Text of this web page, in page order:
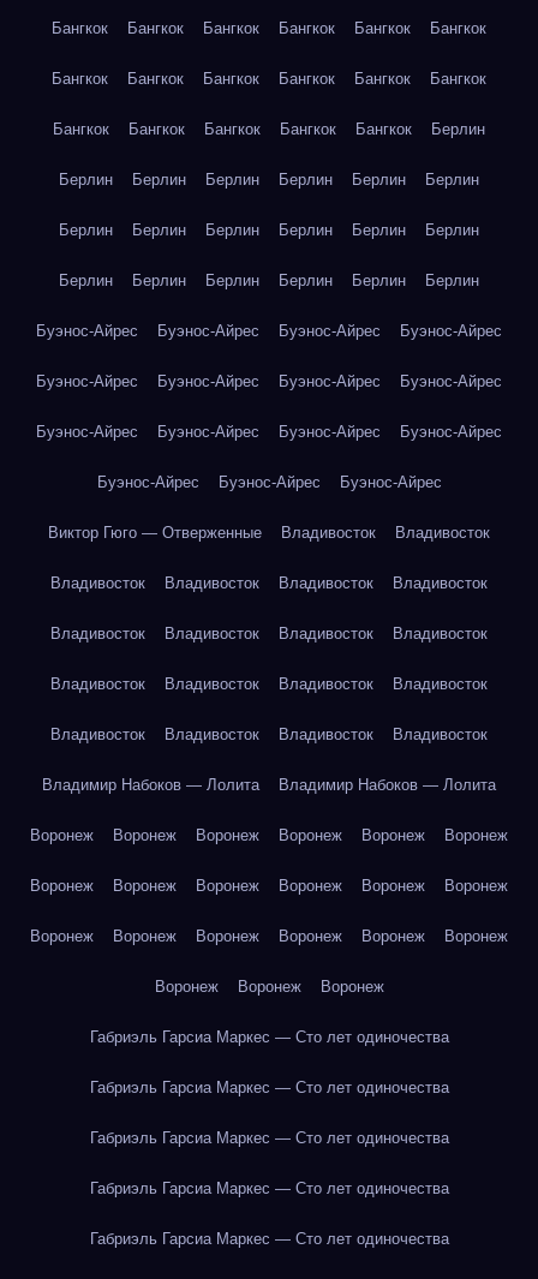
Бангкок Бангкок Бангкок Бангкок Бангкок Бангкок
Бангкок Бангкок Бангкок Бангкок Бангкок Бангкок
Бангкок Бангкок Бангкок Бангкок Бангкок Берлин
Берлин Берлин Берлин Берлин Берлин Берлин
Берлин Берлин Берлин Берлин Берлин Берлин
Берлин Берлин Берлин Берлин Берлин Берлин
Буэнос-Айрес Буэнос-Айрес Буэнос-Айрес Буэнос-Айрес
Буэнос-Айрес Буэнос-Айрес Буэнос-Айрес Буэнос-Айрес
Буэнос-Айрес Буэнос-Айрес Буэнос-Айрес Буэнос-Айрес
Буэнос-Айрес Буэнос-Айрес Буэнос-Айрес
Виктор Гюго — Отверженные Владивосток Владивосток
Владивосток Владивосток Владивосток Владивосток
Владивосток Владивосток Владивосток Владивосток
Владивосток Владивосток Владивосток Владивосток
Владивосток Владивосток Владивосток Владивосток
Владимир Набоков — Лолита Владимир Набоков — Лолита
Воронеж Воронеж Воронеж Воронеж Воронеж Воронеж
Воронеж Воронеж Воронеж Воронеж Воронеж Воронеж
Воронеж Воронеж Воронеж Воронеж Воронеж Воронеж
Воронеж Воронеж Воронеж
Габриэль Гарсиа Маркес — Сто лет одиночества
Габриэль Гарсиа Маркес — Сто лет одиночества
Габриэль Гарсиа Маркес — Сто лет одиночества
Габриэль Гарсиа Маркес — Сто лет одиночества
Габриэль Гарсиа Маркес — Сто лет одиночества